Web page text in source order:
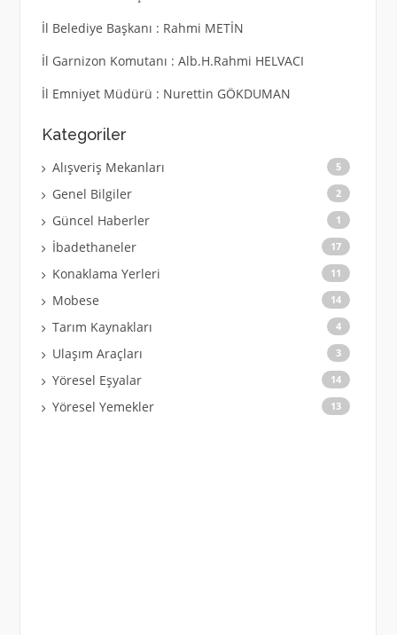
İl Belediye Başkanı : Rahmi METİN
İl Garnizon Komutanı : Alb.H.Rahmi HELVACI
İl Emniyet Müdürü : Nurettin GÖKDUMAN
Kategoriler
Alışveriş Mekanları 5
Genel Bilgiler 2
Güncel Haberler 1
İbadethaneler 17
Konaklama Yerleri 11
Mobese 14
Tarım Kaynakları 4
Ulaşım Araçları 3
Yöresel Eşyalar 14
Yöresel Yemekler 13